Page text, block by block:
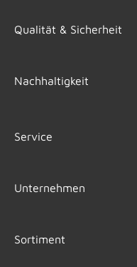
Qualität & Sicherheit
Nachhaltigkeit
Service
Unternehmen
Sortiment